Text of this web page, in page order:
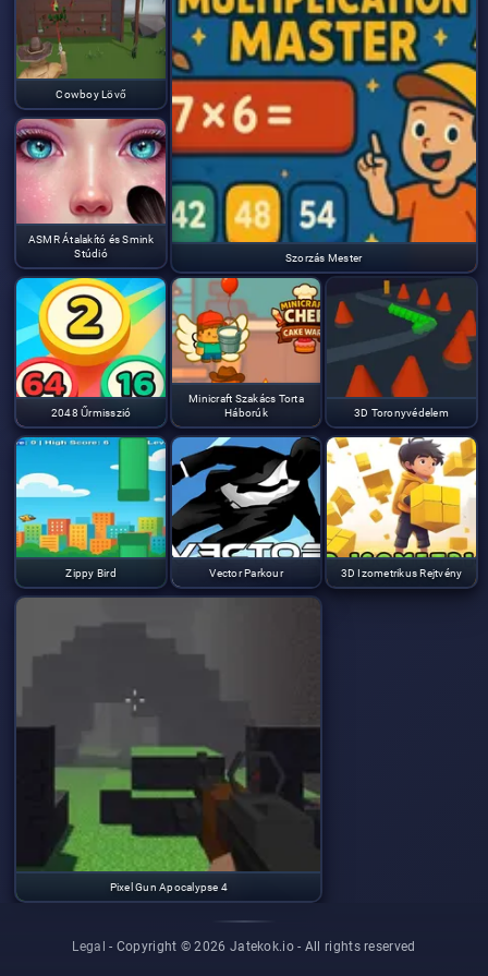
Cowboy Lövő
Szorzás Mester
ASMR Átalakító és Smink
Stúdió
2048 Űrmisszió
Minicraft Szakács Torta
Háborúk
3D Toronyvédelem
Zippy Bird Vector Parkour 3D Izometrikus Rejtvény
Pixel Gun Apocalypse 4
Legal - Copyright © 2026 Jatekok.io - All rights reserved